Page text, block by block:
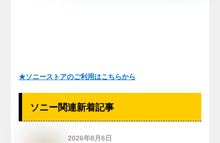
★ソニーストアのご利用はこちらから
ソニー関連新着記事
2026年8月6日